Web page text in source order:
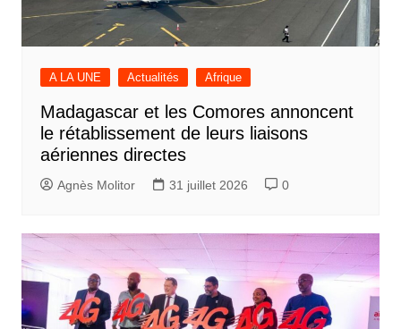
A LA UNE Actualités Afrique
Madagascar et les Comores annoncent
le rétablissement de leurs liaisons
aériennes directes
Agnès Molitor 31 juillet 2026 0